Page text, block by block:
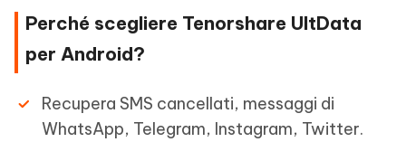
Perché scegliere Tenorshare UltData
per Android?
Recupera SMS cancellati, messaggi di
WhatsApp, Telegram, Instagram, Twitter.